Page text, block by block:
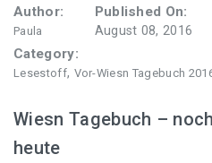
Author:
Paula
Published On:
August 08, 2016
Category:
Lesestoff, Vor-Wiesn Tagebuch
Wiesn Tagebuch –
heute